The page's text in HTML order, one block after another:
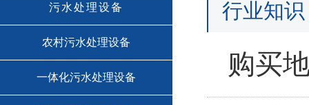
污水处理设备
农村污水处理设备
一体化污水处理设备
行业知识
购买